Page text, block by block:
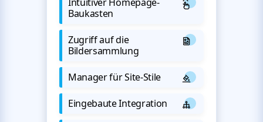
Baukasten
Zugriff auf die
Bildersammlung
Manager für Site-Stile
Eingebaute Integration